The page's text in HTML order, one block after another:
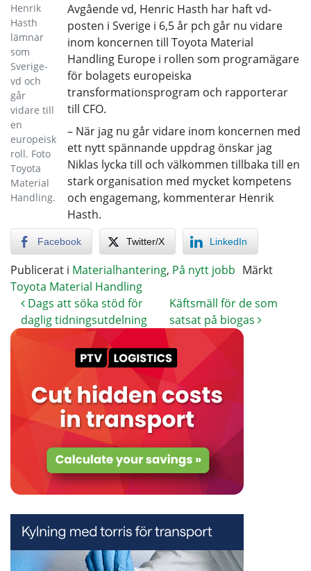
Henrik
Hasth
lämnar
som
Sverige-
vd och
går
vidare till
en
europeisk
roll. Foto
Toyota
Material
Handling.
Avgående vd, Henric Hasth har haft vd-
posten i Sverige i 6,5 år pch går nu vidare
inom koncernen till Toyota Material
Handling Europe i rollen som programägare
för bolagets europeiska
transformationsprogram och rapporterar
till CFO.
– När jag nu går vidare inom koncernen med
ett nytt spännande uppdrag önskar jag
Niklas lycka till och välkommen tillbaka till en
stark organisation med mycket kompetens
och engagemang, kommenterar Henrik
Hasth.
Facebook Twitter/X LinkedIn
Publicerat i Materialhantering, På nytt jobb Märkt
Toyota Material Handling
Dags att söka stöd för
daglig tidningsutdelning
Käftsmäll för de som
satsat på biogas